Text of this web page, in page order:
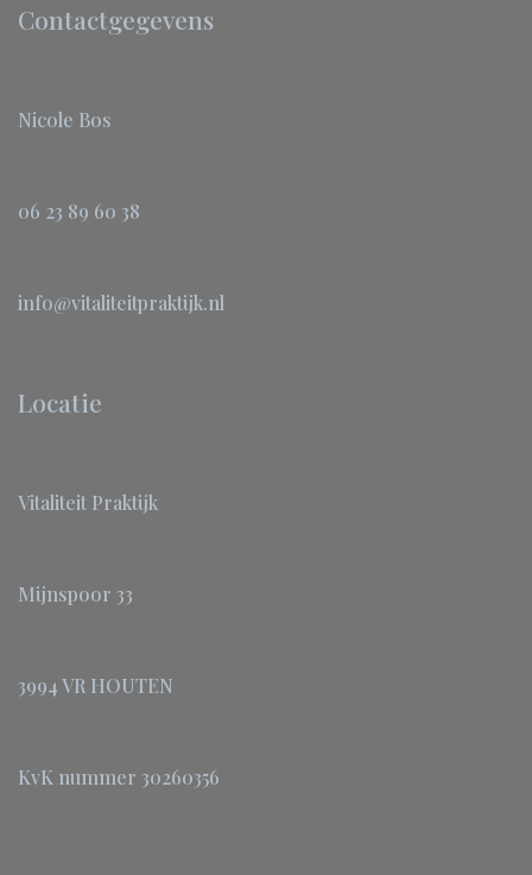
Contactgegevens
Nicole Bos
06 23 89 60 38
info@vitaliteitpraktijk.nl
Locatie
Vitaliteit Praktijk
Mijnspoor 33
3994 VR HOUTEN
KvK nummer 30260356